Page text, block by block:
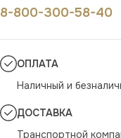
8-800-300-58-40
ОПЛАТА
Наличный и
ДОСТАВКА
Транспортной